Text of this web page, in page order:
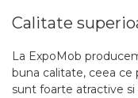
Calitate
La ExpoMob
buna calitate, ceea ce
sunt foarte atractive